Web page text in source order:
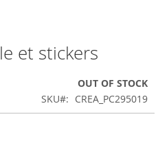
et stickers
OUT OF STOCK
SKU
CREA_PC295019